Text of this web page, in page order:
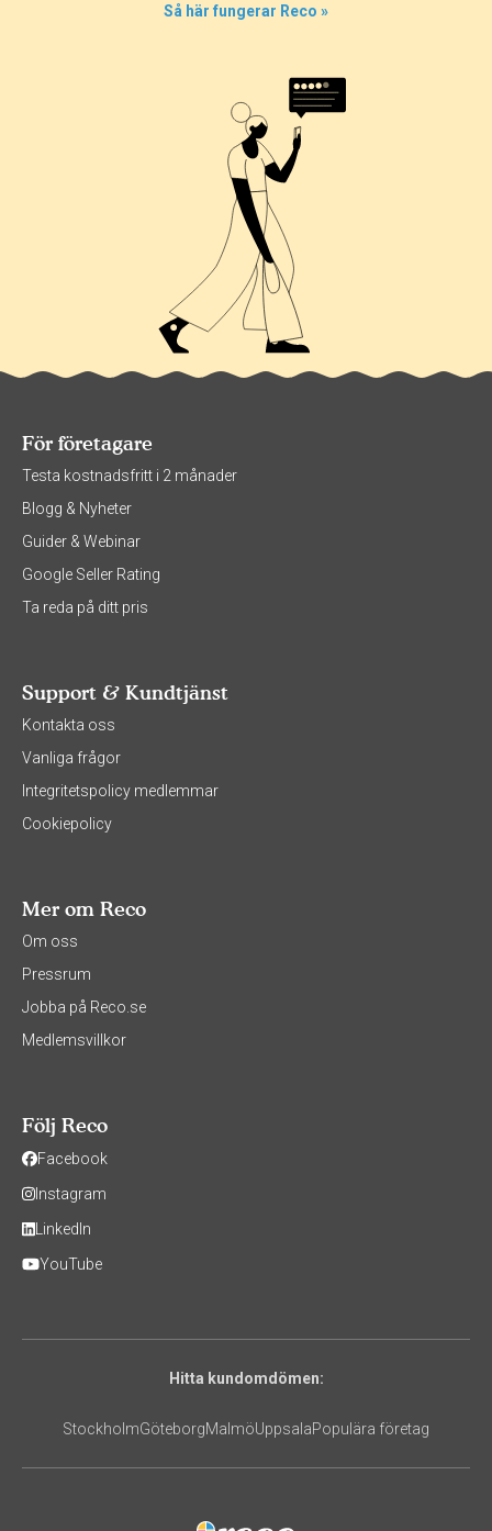
Så här fungerar Reco »
För företagare
Testa kostnadsfritt i 2 månader
Blogg & Nyheter
Guider & Webinar
Google Seller Rating
Ta reda på ditt pris
Support & Kundtjänst
Kontakta oss
Vanliga frågor
Integritetspolicy medlemmar
Cookiepolicy
Mer om Reco
Om oss
Pressrum
Jobba på Reco.se
Medlemsvillkor
Följ Reco
Facebook
Instagram
LinkedIn
YouTube
Hitta kundomdömen:
StockholmGöteborgMalmöUppsalaPopulära företag